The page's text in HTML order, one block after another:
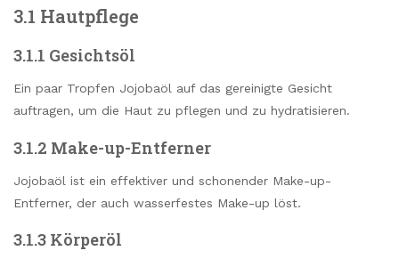
3.1 Hautpflege
3.1.1 Gesichtsöl
Ein paar Tropfen Jojobaöl auf das gereinigte Gesicht
auftragen, um die Haut zu pflegen und zu hydratisieren.
3.1.2 Make-up-Entferner
Jojobaöl ist ein effektiver und schonender Make-up-
Entferner, der auch wasserfestes Make-up löst.
3.1.3 Körperöl